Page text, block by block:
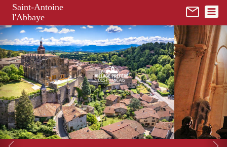
Saint-Antoine
l'Abbaye
Panneau de gestion des cookies